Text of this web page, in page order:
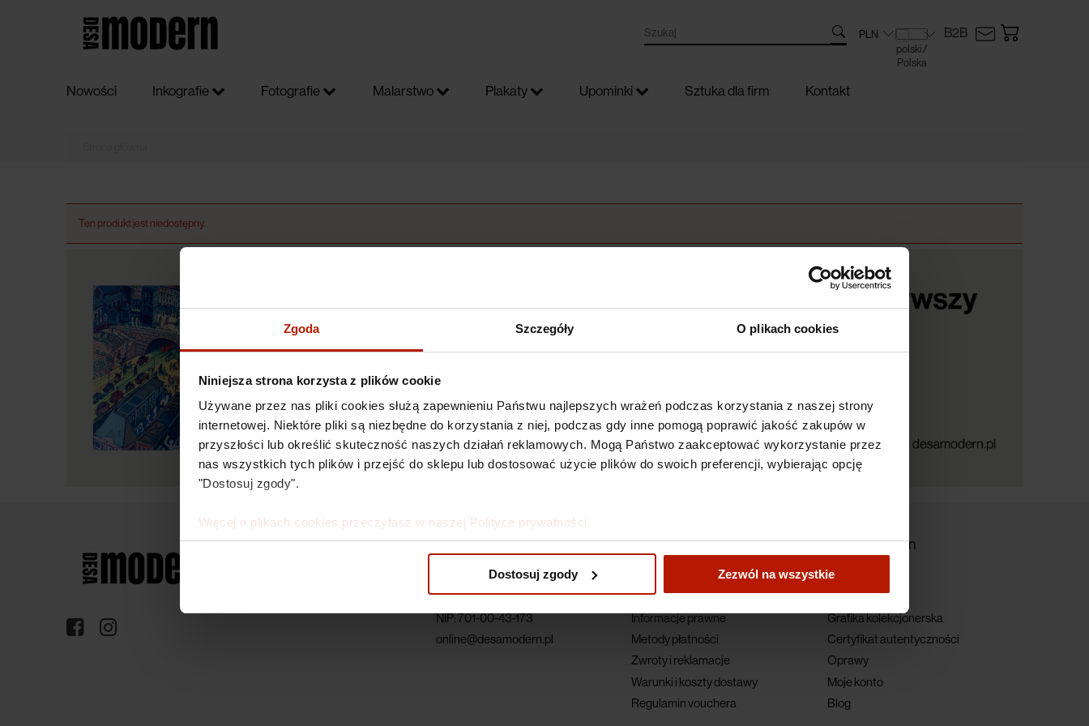
Zgoda Szczegóły O plikach cookies
Niniejsza strona korzysta z plików cookie
Używane przez nas pliki cookies służą zapewnieniu Państwu najlepszych wrażeń podczas korzystania z naszej strony
internetowej. Niektóre pliki są niezbędne do korzystania z niej, podczas gdy inne pomogą poprawić jakość zakupów w
przyszłości lub określić skuteczność naszych działań reklamowych. Mogą Państwo zaakceptować wykorzystanie przez
nas wszystkich tych plików i przejść do sklepu lub dostosować użycie plików do swoich preferencji, wybierając opcję
"Dostosuj zgody".
Więcej o plikach cookies przeczytasz w naszej Polityce prywatności.
Dostosuj zgody Zezwól na wszystkie
B2B
Nowości Inkografie Fotografie Malarstwo Plakaty Upominki Sztuka dla firm Kontakt
Ten produkt jest niedostępny.
Dane firmy
ul. Piękna 1A
00-477 Warszawa
NIP: 701-00-43-173
online@desamodern.pl
Dla klienta
Polityka prywatności
Informacje prawne
Metody płatności
Zwroty i reklamacje
Warunki i koszty dostawy
Regulamin vouchera
DESA Modern
O nas
Kontakt
Grafika kolekcjonerska
Certyfikat autentyczności
Oprawy
Moje konto
Blog